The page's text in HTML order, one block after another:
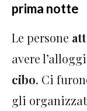
prima notte
Le persone
avere
cibo. Ci
gli